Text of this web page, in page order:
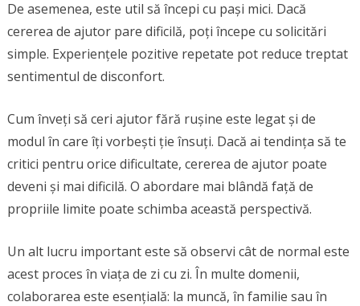
De asemenea, este util să începi cu pași mici. Dacă
cererea de ajutor pare dificilă, poți începe cu solicitări
simple. Experiențele pozitive repetate pot reduce treptat
sentimentul de disconfort.
Cum înveți să ceri ajutor fără rușine este legat și de
modul în care îți vorbești ție însuți. Dacă ai tendința să te
critici pentru orice dificultate, cererea de ajutor poate
deveni și mai dificilă. O abordare mai blândă față de
propriile limite poate schimba această perspectivă.
Un alt lucru important este să observi cât de normal este
acest proces în viața de zi cu zi. În multe domenii,
colaborarea este esențială: la muncă, în familie sau în